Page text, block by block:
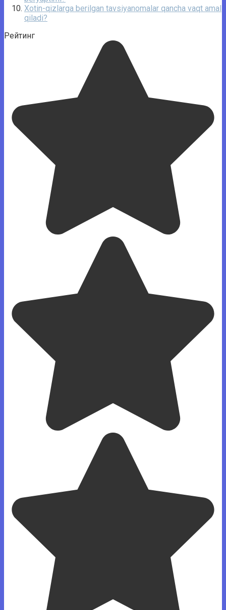
Xotin-qizlarga berilgan tavsiyanomalar qancha vaqt amal
qiladi?
Рейтинг